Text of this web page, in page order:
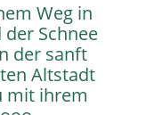
Weg in
der Schnee
der sanft
Altstadt
mit ihrem